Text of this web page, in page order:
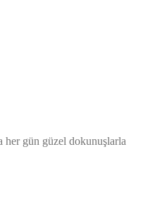
her gün güzel dokunuşlarla